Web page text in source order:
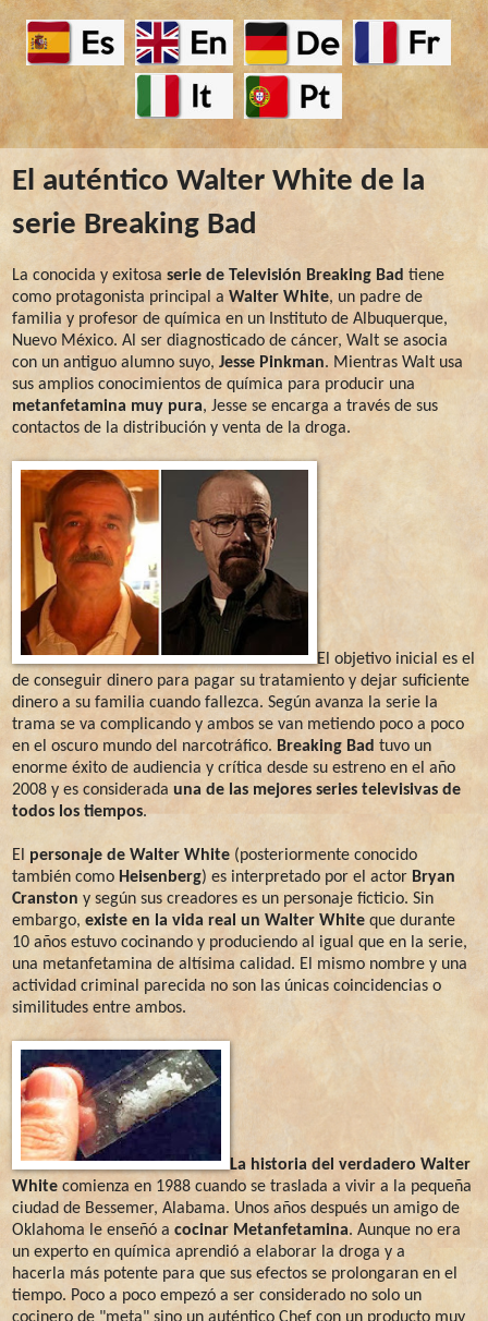
El auténtico Walter White de la
serie Breaking Bad
La conocida y exitosa serie de Televisión Breaking Bad tiene
como protagonista principal a Walter White, un padre de
familia y profesor de química en un Instituto de Albuquerque,
Nuevo México. Al ser diagnosticado de cáncer, Walt se asocia
con un antiguo alumno suyo, Jesse Pinkman. Mientras Walt usa
sus amplios conocimientos de química para producir una
metanfetamina muy pura, Jesse se encarga a través de sus
contactos de la distribución y venta de la droga.
El objetivo inicial es el
de conseguir dinero para pagar su tratamiento y dejar suficiente
dinero a su familia cuando fallezca. Según avanza la serie la
trama se va complicando y ambos se van metiendo poco a poco
en el oscuro mundo del narcotráfico. Breaking Bad tuvo un
enorme éxito de audiencia y crítica desde su estreno en el año
2008 y es considerada una de las mejores series televisivas de
todos los tiempos.
El personaje de Walter White (posteriormente conocido
también como Heisenberg) es interpretado por el actor Bryan
Cranston y según sus creadores es un personaje ficticio. Sin
embargo, existe en la vida real un Walter White que durante
10 años estuvo cocinando y produciendo al igual que en la serie,
una metanfetamina de altísima calidad. El mismo nombre y una
actividad criminal parecida no son las únicas coincidencias o
similitudes entre ambos.
La historia del verdadero Walter
White comienza en 1988 cuando se traslada a vivir a la pequeña
ciudad de Bessemer, Alabama. Unos años después un amigo de
Oklahoma le enseñó a cocinar Metanfetamina. Aunque no era
un experto en química aprendió a elaborar la droga y a
hacerla más potente para que sus efectos se prolongaran en el
tiempo. Poco a poco empezó a ser considerado no solo un
cocinero de "meta" sino un auténtico Chef con un producto muy